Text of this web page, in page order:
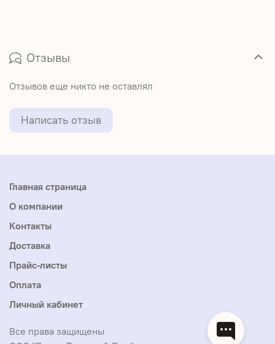
Отзывы
Отзывов еще никто не оставлял
Написать отзыв
Главная страница
О компании
Контакты
Доставка
Прайс-листы
Оплата
Личный кабинет
Все права защищены